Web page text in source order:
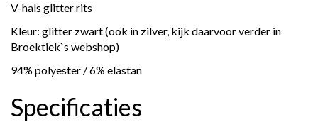
V-hals glitter rits
Kleur: glitter zwart (ook in zilver, kijk daarvoor verder in
Broektiek`s webshop)
94% polyester / 6% elastan
Specificaties